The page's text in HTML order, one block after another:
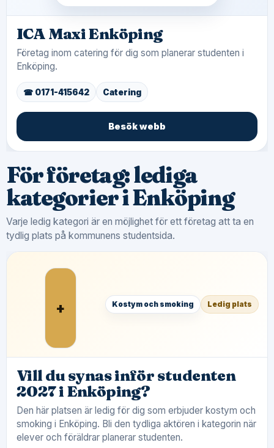
ICA Maxi Enköping
Företag inom catering för dig som planerar studenten i
Enköping.
☎ 0171-415642 Catering
Besök webb
För företag: lediga
kategorier i Enköping
Varje ledig kategori är en möjlighet för ett företag att ta en
tydlig plats på kommunens studentsida.
+ Kostym och smoking Ledig plats
Vill du synas inför studenten
2027 i Enköping?
Den här platsen är ledig för dig som erbjuder kostym och
smoking i Enköping. Bli den tydliga aktören i kategorin när
elever och föräldrar planerar studenten.